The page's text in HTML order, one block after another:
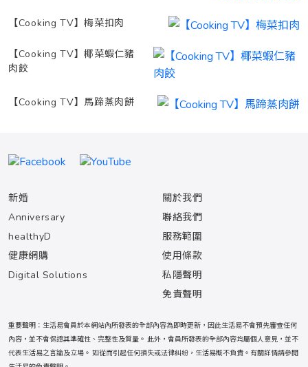
【Cooking TV】梅菜扣肉
【Cooking TV】椰菜蝦仁豬
肉餃
【Cooking TV】馬蹄蒸肉餅
新婚
Anniversary
healthyD
健康網購
Digital Solutions
關於我們
聯絡我們
服務範圍
使用條款
私隱聲明
免責聲明
重要聲明：生活易會員於本網站內所發表的全部內容為即時更新，因此生活易不會預先審查任何
內容，並不會保證其準確性、完整性及質量。 此外，會員所發表的全部內容均屬個人意見，並不
代表生活易之言論及立場。 如從而引起任何損失或法律糾紛，生活易概不負責。有關詳情請參閱